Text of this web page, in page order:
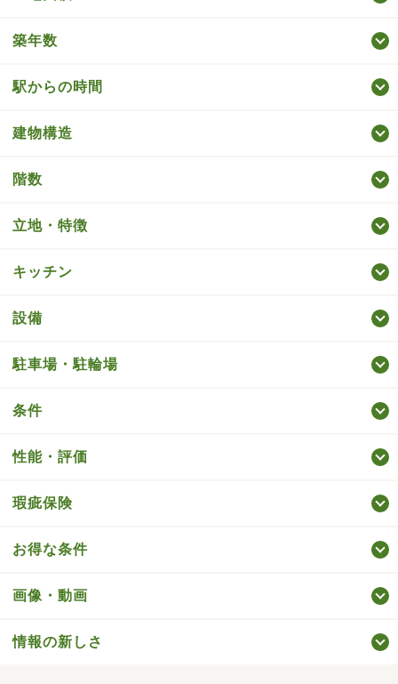
築年数
駅からの時間
建物構造
階数
立地・特徴
キッチン
設備
駐車場・駐輪場
条件
性能・評価
瑕疵保険
お得な条件
画像・動画
情報の新しさ